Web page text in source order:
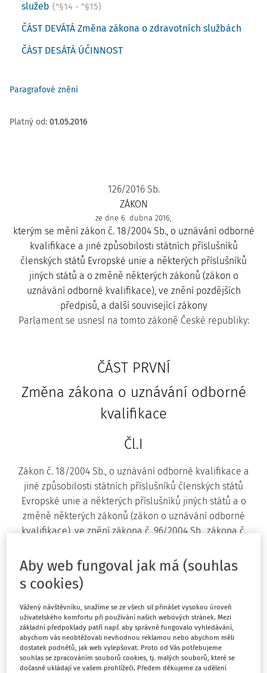
služeb ("§14 - "§15)
ČÁST DEVÁTÁ Změna zákona o zdravotních službách
ČÁST DESÁTÁ ÚČINNOST
Paragrafové znění
Platný od: 01.05.2016
126/2016 Sb.
ZÁKON
ze dne 6. dubna 2016,
kterým se mění zákon č. 18/2004 Sb., o uznávání odborné
kvalifikace a jiné způsobilosti státních příslušníků
členských států Evropské unie a některých příslušníků
jiných států a o změně některých zákonů (zákon o
uznávání odborné kvalifikace), ve znění pozdějších
předpisů, a další související zákony
Parlament se usnesl na tomto zákoně České republiky:
ČÁST PRVNÍ
Změna zákona o uznávání odborné
kvalifikace
Čl.I
Zákon č. 18/2004 Sb., o uznávání odborné kvalifikace a
jiné způsobilosti státních příslušníků členských států
Evropské unie a některých příslušníků jiných států a o
změně některých zákonů (zákon o uznávání odborné
kvalifikace), ve znění zákona č. 96/2004 Sb., zákona č.
Sb., zákona č. 189/2008 Sb., zákona č. 52/2012 Sb. a zákona
č. 101/2014 Sb., se mění takto:
1. V § 1 se na konci odstavce 1 doplňuje věta "Tento zákon
rovněž stanoví pravidla pro částečný přístup k
regulovaným činnostem a uznávání odborného výcviku
vykonaného v jiném členském státě Evropské unie, jiném
smluvním státě Dohody o Evropském hospodářském
Aby web fungoval jak má (souhlas
s cookies)
Vážený návštěvníku, snažíme se ze všech sil přinášet vysokou úroveň
uživatelského komfortu při používání našich webových stránek. Mezi
základní předpoklady patří např. aby správně fungovalo vyhledávání,
abychom vás neobtěžovali nevhodnou reklamou nebo abychom měli
dostatek podnětů, jak web vylepšovat. Proto od Vás potřebujeme
souhlas se zpracováním souborů cookies, tj. malých souborů, které se
dočasně ukládají ve vašem prohlížeči. Předem děkujeme za udělení